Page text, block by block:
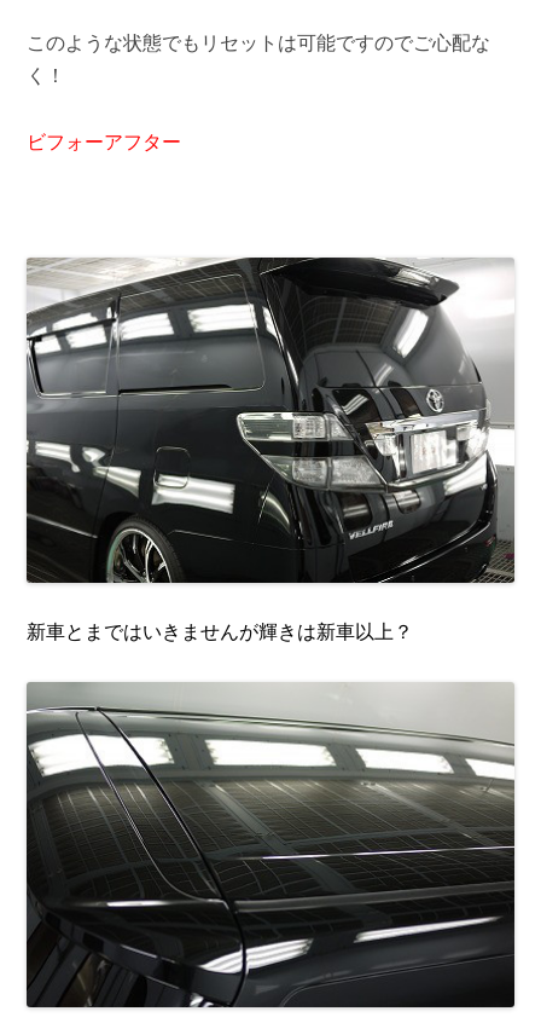
このような状態でもリセットは可能ですのでご心配な
く！
ビフォーアフター
新車とまではいきませんが輝きは新車以上？